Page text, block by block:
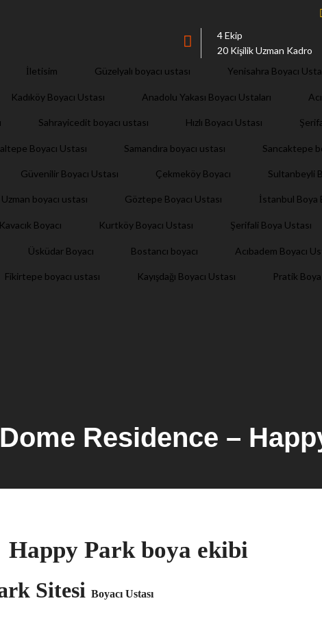
4 Ekip
20 Kişilik Uzman Kadro
İletisim Güzelyalı boyacı ustası Yenisahra Boyacı
Kadıköy Boyacı Ustası Anadolu Yakası Boyacı Ustaları
Sahrayicedit boyacı ustası Hızlı Boyacı Ustası
Boyacı Ustası Samandıra boyacı ustası Sancaktepe
Güvenilir Boyacı Ustası Çekmeköy Boyacı Sultanbeyli
Uzman boyacı ustası Göztepe Boyacı Ustası İstanbul Boya
Kavacık Boyacı Kurtköy Boyacı Ustası Şerifali Boya Ustası
Üsküdar Boyacı Bostancı boyacı Acıbadem Boyacı
Fikirtepe boyacı ustası Kayışdağı Boyacı Ustası Pratik Boya
Dome Residence –
Sitesi Boyacı Ustası